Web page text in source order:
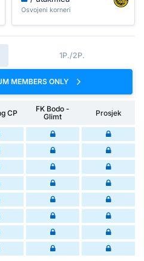
Osvojeni korneri
1P./2P.
MEMBERS ONLY
CP
FK Bodo -
Glimt
Prosjek